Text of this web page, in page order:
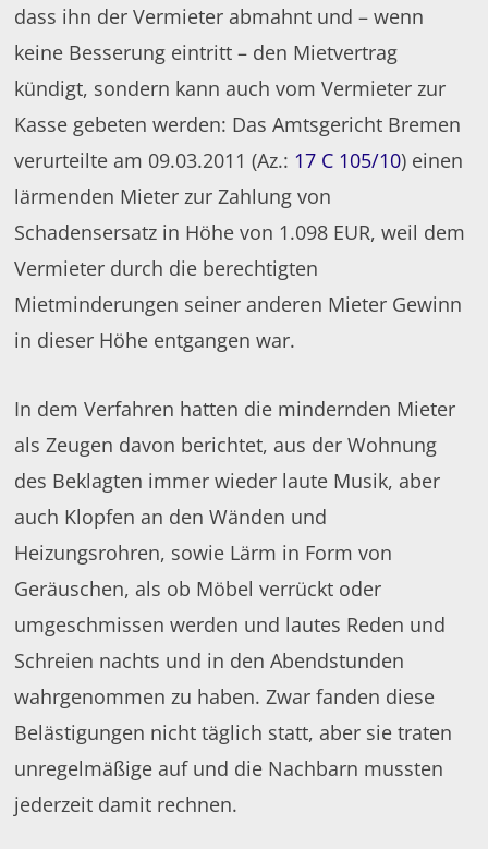
dass ihn der Vermieter abmahnt und – wenn
keine Besserung eintritt – den Mietvertrag
kündigt, sondern kann auch vom Vermieter zur
Kasse gebeten werden: Das Amtsgericht Bremen
verurteilte am 09.03.2011 (Az.: 17 C 105/10) einen
lärmenden Mieter zur Zahlung von
Schadensersatz in Höhe von 1.098 EUR, weil dem
Vermieter durch die berechtigten
Mietminderungen seiner anderen Mieter Gewinn
in dieser Höhe entgangen war.
In dem Verfahren hatten die mindernden Mieter
als Zeugen davon berichtet, aus der Wohnung
des Beklagten immer wieder laute Musik, aber
auch Klopfen an den Wänden und
Heizungsrohren, sowie Lärm in Form von
Geräuschen, als ob Möbel verrückt oder
umgeschmissen werden und lautes Reden und
Schreien nachts und in den Abendstunden
wahrgenommen zu haben. Zwar fanden diese
Belästigungen nicht täglich statt, aber sie traten
unregelmäßige auf und die Nachbarn mussten
jederzeit damit rechnen.